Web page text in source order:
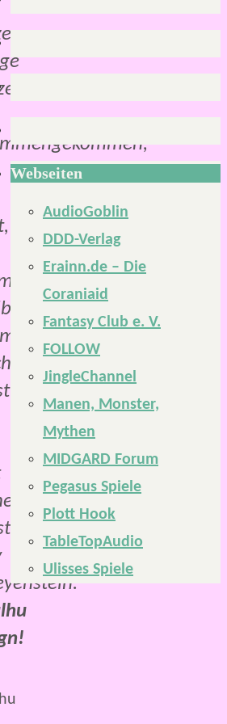
Webseiten
AudioGoblin
DDD-Verlag
Erainn.de – Die
Coraniaid
Fantasy Club e. V.
FOLLOW
JingleChannel
Manen, Monster,
Mythen
MIDGARD Forum
Pegasus Spiele
Plott Hook
TableTopAudio
Ulisses Spiele